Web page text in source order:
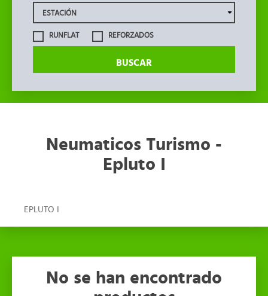
RUNFLAT REFORZADOS
BUSCAR
Neumaticos Turismo -
Epluto I
EPLUTO I
No se han encontrado